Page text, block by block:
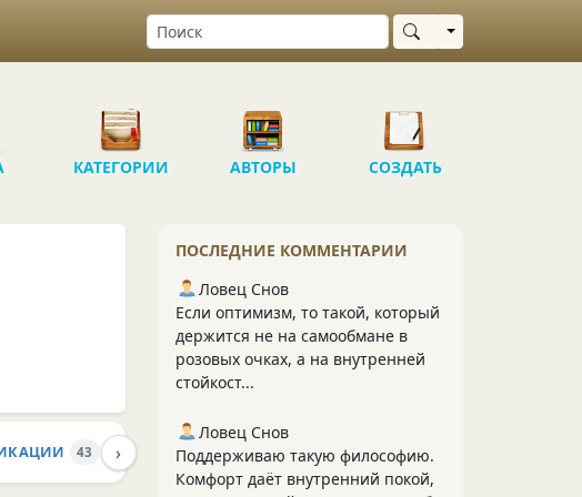
Выбрать область
КАТЕГОРИИ АВТОРЫ СОЗДАТЬ
43 ПОДПИСЧИКИ 2
›
ПОСЛЕДНИЕ КОММЕНТАРИИ
Ловец Снов
Если оптимизм, то такой, который
держится не на самообмане в
розовых очках, а на внутренней
стойкост...
Ловец Снов
Поддерживаю такую философию.
Комфорт даёт внутренний покой,